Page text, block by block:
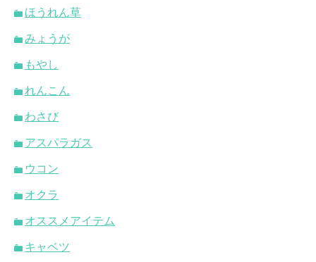
ほうれん草
みょうが
もやし
れんこん
わさび
アスパラガス
ウコン
オクラ
オススメアイテム
キャベツ